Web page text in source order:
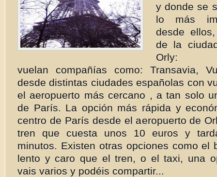
y donde se
lo más
desde
de la
vuelan compañías como: Transavia,
desde distintas ciudades españolas con
el aeropuerto más cercano , a tan solo
de París. La opción más rápida y
centro de París desde el aeropuerto de
tren que cuesta unos 10 euros y
minutos. Existen otras opciones como el
lento y caro que el tren, o el taxi, una
vais varios y podéis compartir...